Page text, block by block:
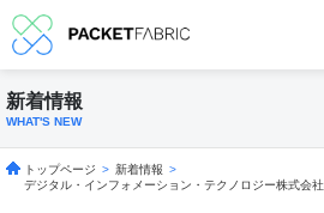
新着情報
WHAT'S NEW
トップページ > 新着情報 >
デジタル・インフォメーション・テクノロジー株式会